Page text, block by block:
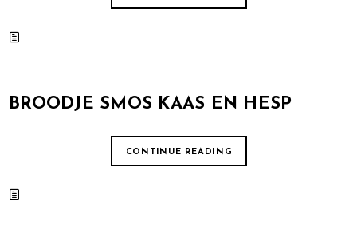
BROODJE SMOS KAAS EN HESP
CONTINUE READING